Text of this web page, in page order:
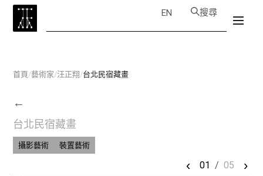
EN 搜尋
首頁/藝術家/汪正翔/台北民宿藏畫
←
台北民宿藏畫
攝影藝術 裝置藝術
‹ 01 / 05 ›